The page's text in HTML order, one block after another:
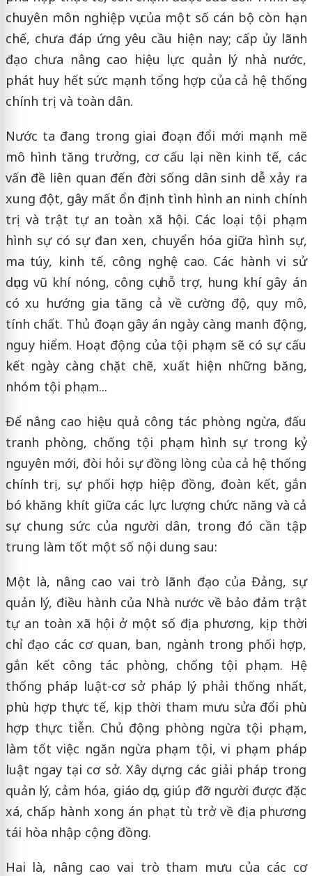
chuyên môn nghiệp vụ của một số cán bộ còn hạn
chế, chưa đáp ứng yêu cầu hiện nay; cấp ủy lãnh
đạo chưa nâng cao hiệu lực quản lý nhà nước,
phát huy hết sức mạnh tổng hợp của cả hệ thống
chính trị và toàn dân.
Nước ta đang trong giai đoạn đổi mới mạnh mẽ
mô hình tăng trưởng, cơ cấu lại nền kinh tế, các
vấn đề liên quan đến đời sống dân sinh dễ xảy ra
xung đột, gây mất ổn định tình hình an ninh chính
trị và trật tự an toàn xã hội. Các loại tội phạm
hình sự có sự đan xen, chuyển hóa giữa hình sự,
ma túy, kinh tế, công nghệ cao. Các hành vi sử
dụng vũ khí nóng, công cụ hỗ trợ, hung khí gây án
có xu hướng gia tăng cả về cường độ, quy mô,
tính chất. Thủ đoạn gây án ngày càng manh động,
nguy hiểm. Hoạt động của tội phạm sẽ có sự cấu
kết ngày càng chặt chẽ, xuất hiện những băng,
nhóm tội phạm...
Để nâng cao hiệu quả công tác phòng ngừa, đấu
tranh phòng, chống tội phạm hình sự trong kỷ
nguyên mới, đòi hỏi sự đồng lòng của cả hệ thống
chính trị, sự phối hợp hiệp đồng, đoàn kết, gắn
bó khăng khít giữa các lực lượng chức năng và cả
sự chung sức của người dân, trong đó cần tập
trung làm tốt một số nội dung sau:
Một là, nâng cao vai trò lãnh đạo của Đảng, sự
quản lý, điều hành của Nhà nước về bảo đảm trật
tự an toàn xã hội ở một số địa phương, kịp thời
chỉ đạo các cơ quan, ban, ngành trong phối hợp,
gắn kết công tác phòng, chống tội phạm. Hệ
thống pháp luật-cơ sở pháp lý phải thống nhất,
phù hợp thực tế, kịp thời tham mưu sửa đổi phù
hợp thực tiễn. Chủ động phòng ngừa tội phạm,
làm tốt việc ngăn ngừa phạm tội, vi phạm pháp
luật ngay tại cơ sở. Xây dựng các giải pháp trong
quản lý, cảm hóa, giáo dục, giúp đỡ người được đặc
xá, chấp hành xong án phạt tù trở về địa phương
tái hòa nhập cộng đồng.
Hai là, nâng cao vai trò tham mưu của các cơ